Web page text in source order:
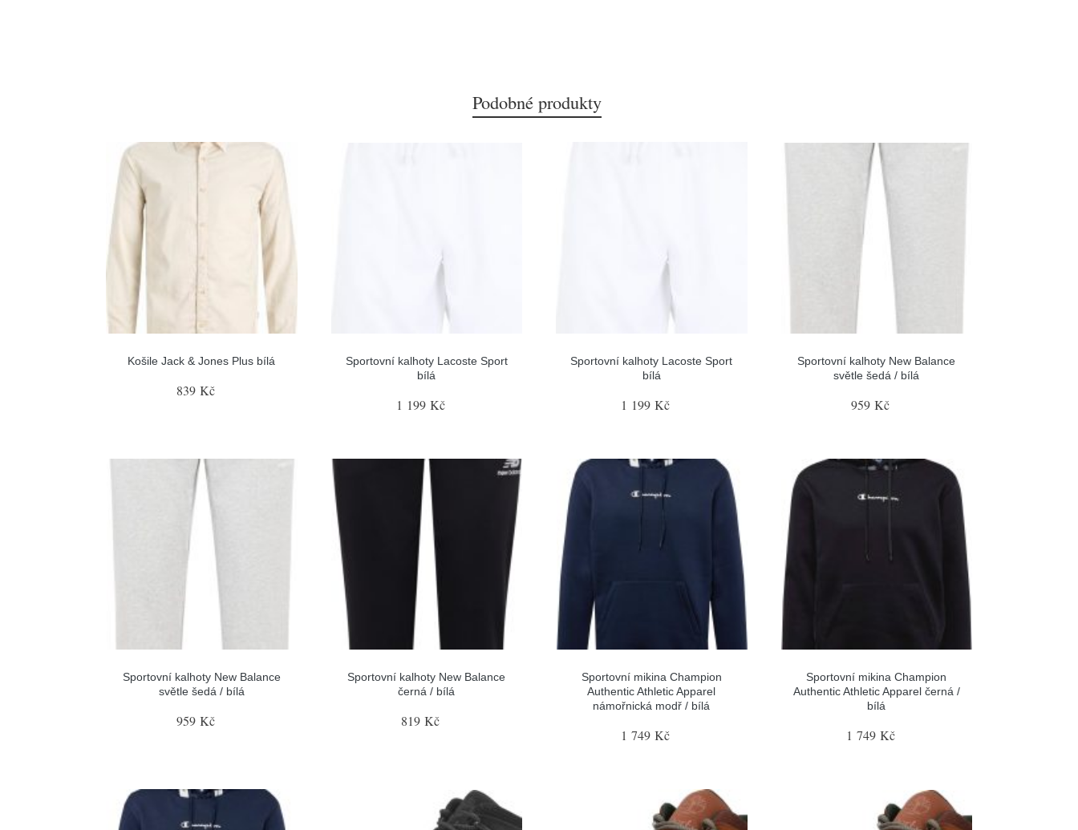
Podobné produkty
Košile Jack & Jones Plus bílá
839 Kč
Sportovní kalhoty Lacoste Sport
bílá
1 199 Kč
Sportovní kalhoty Lacoste Sport
bílá
1 199 Kč
Sportovní kalhoty New Balance
světle šedá / bílá
959 Kč
Sportovní kalhoty New Balance
světle šedá / bílá
959 Kč
Sportovní kalhoty New Balance
černá / bílá
819 Kč
Sportovní mikina Champion
Authentic Athletic Apparel
námořnická modř / bílá
1 749 Kč
Sportovní mikina Champion
Authentic Athletic Apparel černá /
bílá
1 749 Kč